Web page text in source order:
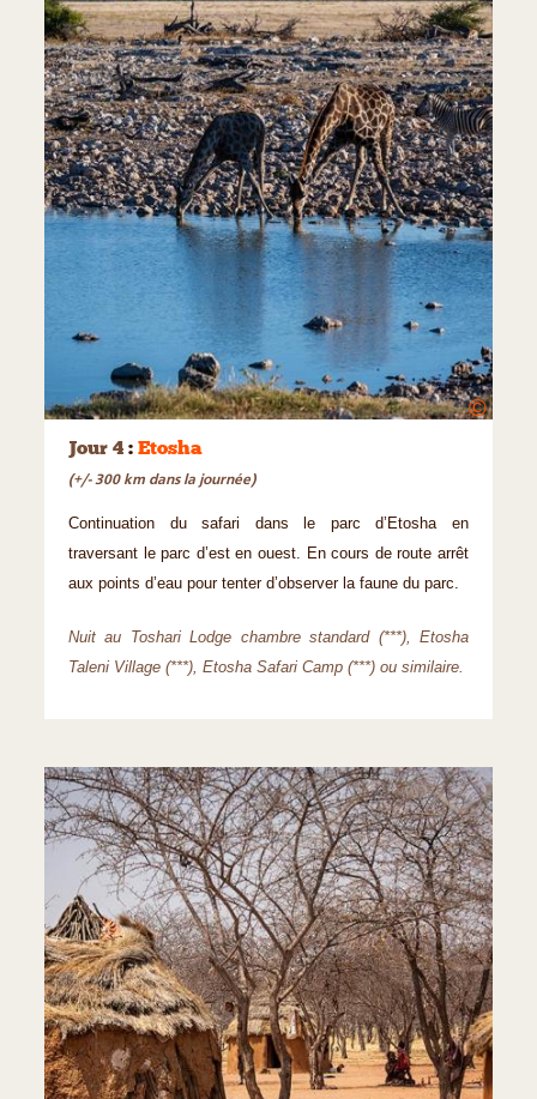
©
Jour 4 : Etosha
(+/- 300 km dans la journée)
Continuation du safari dans le parc d’Etosha en
traversant le parc d’est en ouest. En cours de route arrêt
aux points d’eau pour tenter d’observer la faune du parc.
Nuit au Toshari Lodge chambre standard (***), Etosha
Taleni Village (***), Etosha Safari Camp (***) ou similaire.